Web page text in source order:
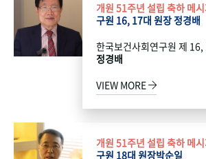
개원 51주년 설립 축하 메
구원 16, 17대 원장 정경배
한국보건사회연구원 제
정경배
VIEW MORE
개원 51주년 설립 축하 메
구원 18대 원장박순일